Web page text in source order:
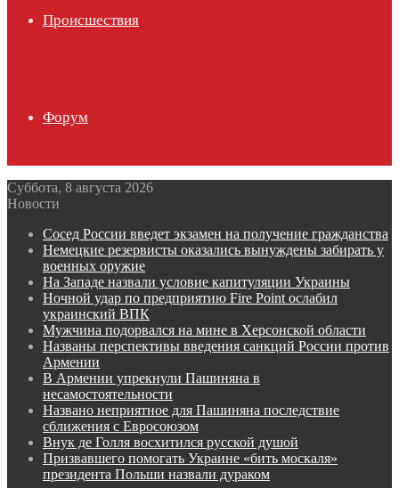
Происшествия
Форум
Суббота, 8 августа 2026
Новости
Сосед России введет экзамен на получение гражданства
Немецкие резервисты оказались вынуждены забирать у
военных оружие
На Западе назвали условие капитуляции Украины
Ночной удар по предприятию Fire Point ослабил
украинский ВПК
Мужчина подорвался на мине в Херсонской области
Названы перспективы введения санкций России против
Армении
В Армении упрекнули Пашиняна в
несамостоятельности
Названо неприятное для Пашиняна последствие
сближения с Евросоюзом
Внук де Голля восхитился русской душой
Призвавшего помогать Украине «бить москаля»
президента Польши назвали дураком